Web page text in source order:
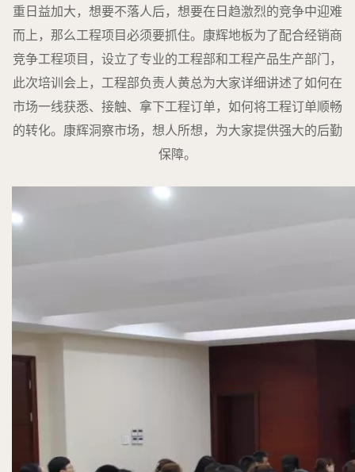
重日益加大，想要不落人后，想要在日趋激烈的竞争中迎难
而上，那么工程项目必须要抓住。康辉地板为了配合经销商
竞争工程项目，设立了专业的工程部和工程产品生产部门，
此次培训会上，工程部负责人黄总为大家详细讲述了如何在
市场一线获悉、接触、拿下工程订单，如何将工程订单顺畅
的转化。康辉洞察市场，想人所想，为大家提供强大的后勤
保障。